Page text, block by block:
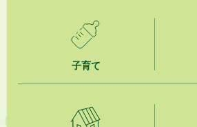
「水道カルテ」の公表について
企業版ふるさと納税（地方創生応援税制）のお願
【参加者募集】プロ棋士から学ぼう！はじめて
子育て